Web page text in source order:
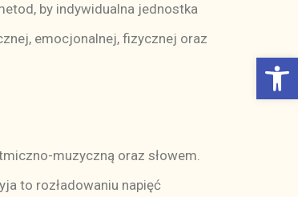
Otwórz Pasek narzędzi
by indywidualna jednostka
emocjonalnej, fizycznej oraz
muzyczną oraz słowem.
to rozładowaniu napięć